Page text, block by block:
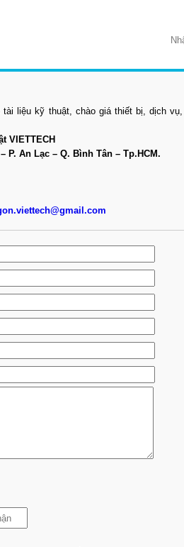
liệu kỹ thuật, chào giá thiết bị, dịch
VIETTECH
An Lạc – Q. Bình Tân – Tp.HCM.